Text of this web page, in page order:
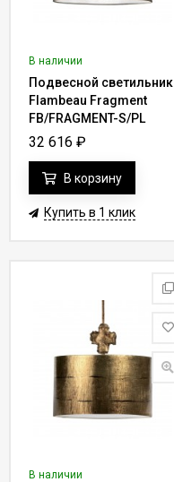
В наличии
Подвесной светильник
Flambeau Fragment
FB/FRAGMENT-S/PL
32 616 ₽
В корзину
Купить в 1 клик
В наличии